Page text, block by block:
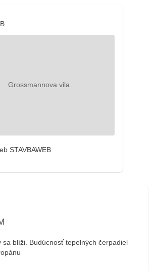
STAVBAWEB
sa blíži. Budúcnosť tepelných čerpadiel